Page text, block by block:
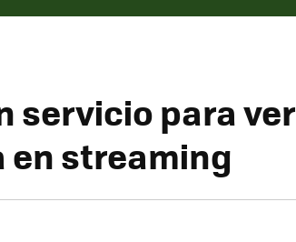
servicio para ver
en streaming